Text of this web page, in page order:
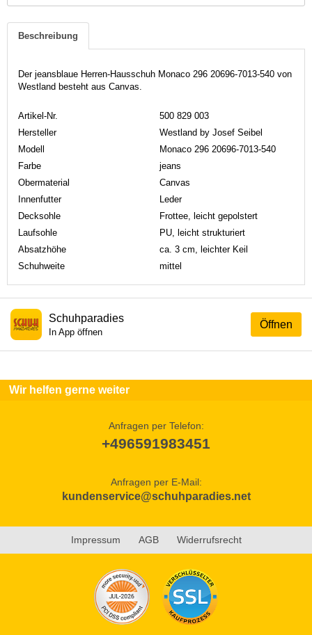
Beschreibung
Der jeansblaue Herren-Hausschuh Monaco 296 20696-7013-540 von
Westland besteht aus Canvas.
Artikel-Nr.
500 829 003
Hersteller
Westland by Josef Seibel
Modell
Monaco 296 20696-7013-540
Farbe
jeans
Obermaterial
Canvas
Innenfutter
Leder
Decksohle
Frottee, leicht gepolstert
Laufsohle
PU, leicht strukturiert
Absatzhöhe
ca. 3 cm, leichter Keil
Schuhweite
mittel
Öffnen
Schuhparadies
In App öffnen
Wir helfen gerne weiter
Anfragen per Telefon:
+496591983451
Anfragen per E-Mail:
kundenservice@schuhparadies.net
Impressum AGB Widerrufsrecht